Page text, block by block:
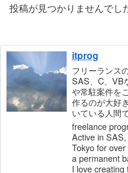
投稿が見つかりませんでし
itprog
フリーランス
SAS、C、VB
や常駐案件を
作るのが大好
いている人間
freelance
Active in
Tokyo for
a permanent
I love